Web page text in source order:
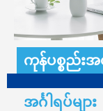
ကုန်ပစ္စည်း
အင်္ဂါရပ်များ